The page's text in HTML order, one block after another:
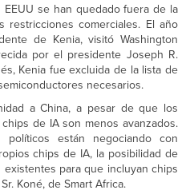
se han quedado fuera de la
comerciales. El año
de Kenia, visitó Washington
por el presidente Joseph R.
Kenia fue excluida de la lista de
necesarios.
a China, a pesar de que los
de IA son menos avanzados.
políticos están negociando con
chips de IA, la posibilidad de
para que incluyan chips
Koné, de Smart Africa.